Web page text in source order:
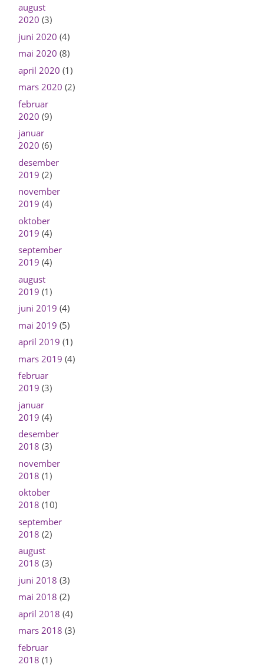
august
2020 (3)
juni 2020 (4)
mai 2020 (8)
april 2020 (1)
mars 2020 (2)
februar
2020 (9)
januar
2020 (6)
desember
2019 (2)
november
2019 (4)
oktober
2019 (4)
september
2019 (4)
august
2019 (1)
juni 2019 (4)
mai 2019 (5)
april 2019 (1)
mars 2019 (4)
februar
2019 (3)
januar
2019 (4)
desember
2018 (3)
november
2018 (1)
oktober
2018 (10)
september
2018 (2)
august
2018 (3)
juni 2018 (3)
mai 2018 (2)
april 2018 (4)
mars 2018 (3)
februar
2018 (1)